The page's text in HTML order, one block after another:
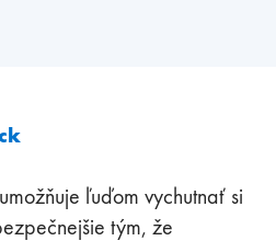
ľuďom vychutnať si
tým, že